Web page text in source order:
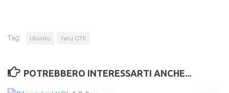
Tag: Ubuntu Yaru GTK
POTREBBERO INTERESSARTI ANCHE...